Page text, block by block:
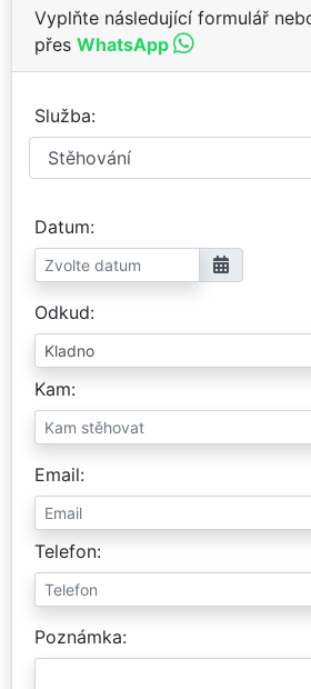
Vyplňte následující formulář
přes WhatsApp
Služba
Datum
Odkud
Kam
Email
Telefon
Poznámka